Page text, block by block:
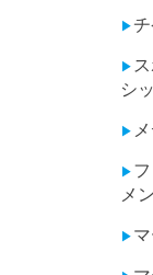
▶
▶
シ
▶
▶
メ
▶